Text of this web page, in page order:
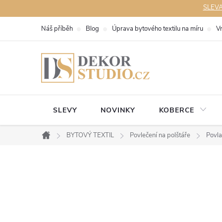
na
Náš příběh Blog Úprava bytového textilu na míru
SLEVY NOVINKY KOBERCE
Domů
BYTOVÝ TEXTIL Povlečení na polštáře